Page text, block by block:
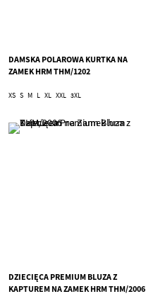
DAMSKA POLAROWA KURTKA NA
ZAMEK HRM THM/1202
XS S M L XL XXL 3XL
DZIECIĘCA PREMIUM BLUZA Z
KAPTUREM NA ZAMEK HRM THM/2006